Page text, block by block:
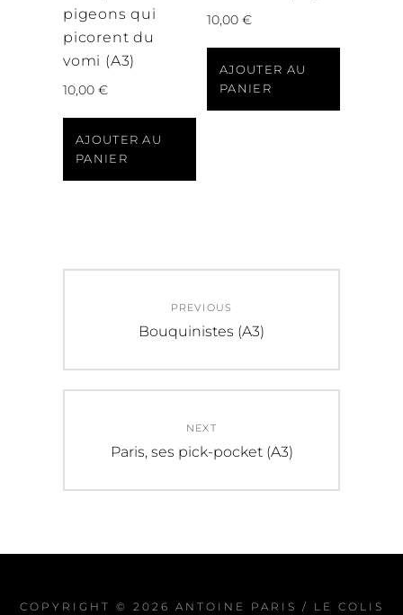
pigeons qui
picorent du
vomi (A3)
10,00 €
AJOUTER AU
PANIER
10,00€
AJOUTER AU
PANIER
l’article
PREVIOUS
Previous
Bouquinistes (A3)
NEXT
Next
Paris, ses pick-pocket (A3)
COPYRIGHT © 2026 ANTOINE PARIS / LE COLIS